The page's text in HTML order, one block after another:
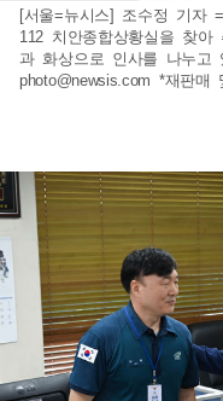
[서울=뉴시스] 조수정 기자
112 치안종합상황실을 찾
과 화상으로 인사를 나누고
photo@newsis.com *재판매